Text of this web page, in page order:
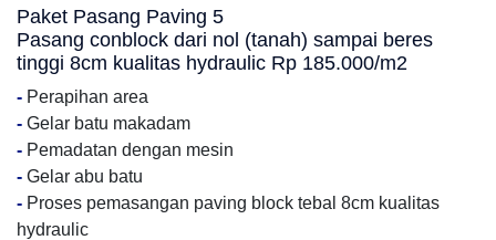
Paket Pasang Paving 5
Pasang conblock dari nol (tanah) sampai beres
tinggi 8cm kualitas hydraulic Rp 185.000/m2
- Perapihan area
- Gelar batu makadam
- Pemadatan dengan mesin
- Gelar abu batu
- Proses pemasangan paving block tebal 8cm kualitas
hydraulic